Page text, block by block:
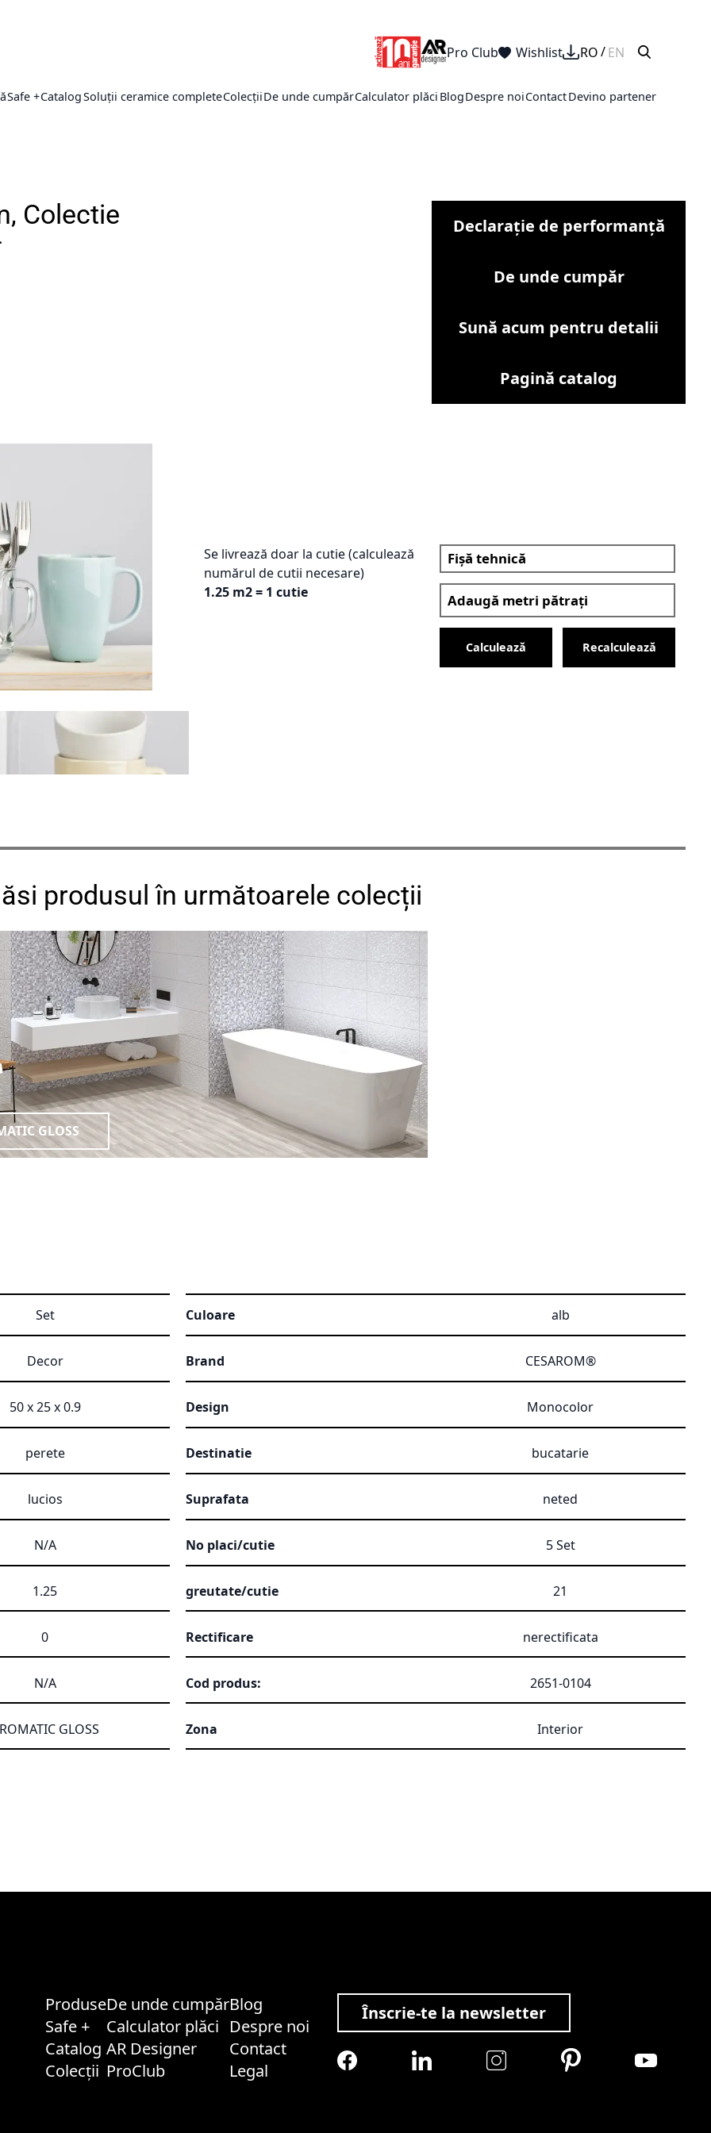
Pro Club Wishlist RO EN
Safe +CatalogSoluții ceramice completeColecțiiDe unde cumpărCalculator plăci BlogDespre noiContactDevino partener
Colectie
Declarație de performanță
De unde cumpăr
Sună acum pentru detalii
Pagină catalog
Se livrează doar la cutie (calculează
numărul de cutii necesare)
1.25 m2 = 1 cutie
Fișă tehnică
Calculează Recalculează
produsul în următoarele colecții
GLOSS
Set Culoare alb
Decor Brand CESAROM®
50 x 25 x 0.9 Design Monocolor
perete Destinatie bucatarie
lucios Suprafata neted
N/A No placi/cutie 5 Set
1.25 greutate/cutie 21
0 Rectificare nerectificata
N/A Cod produs: 2651-0104
GLOSS Zona Interior
Produse
Safe +
Catalog
Colecții
De unde cumpăr
Calculator plăci
AR Designer
ProClub
Blog
Despre noi
Contact
Legal
Înscrie-te la newsletter